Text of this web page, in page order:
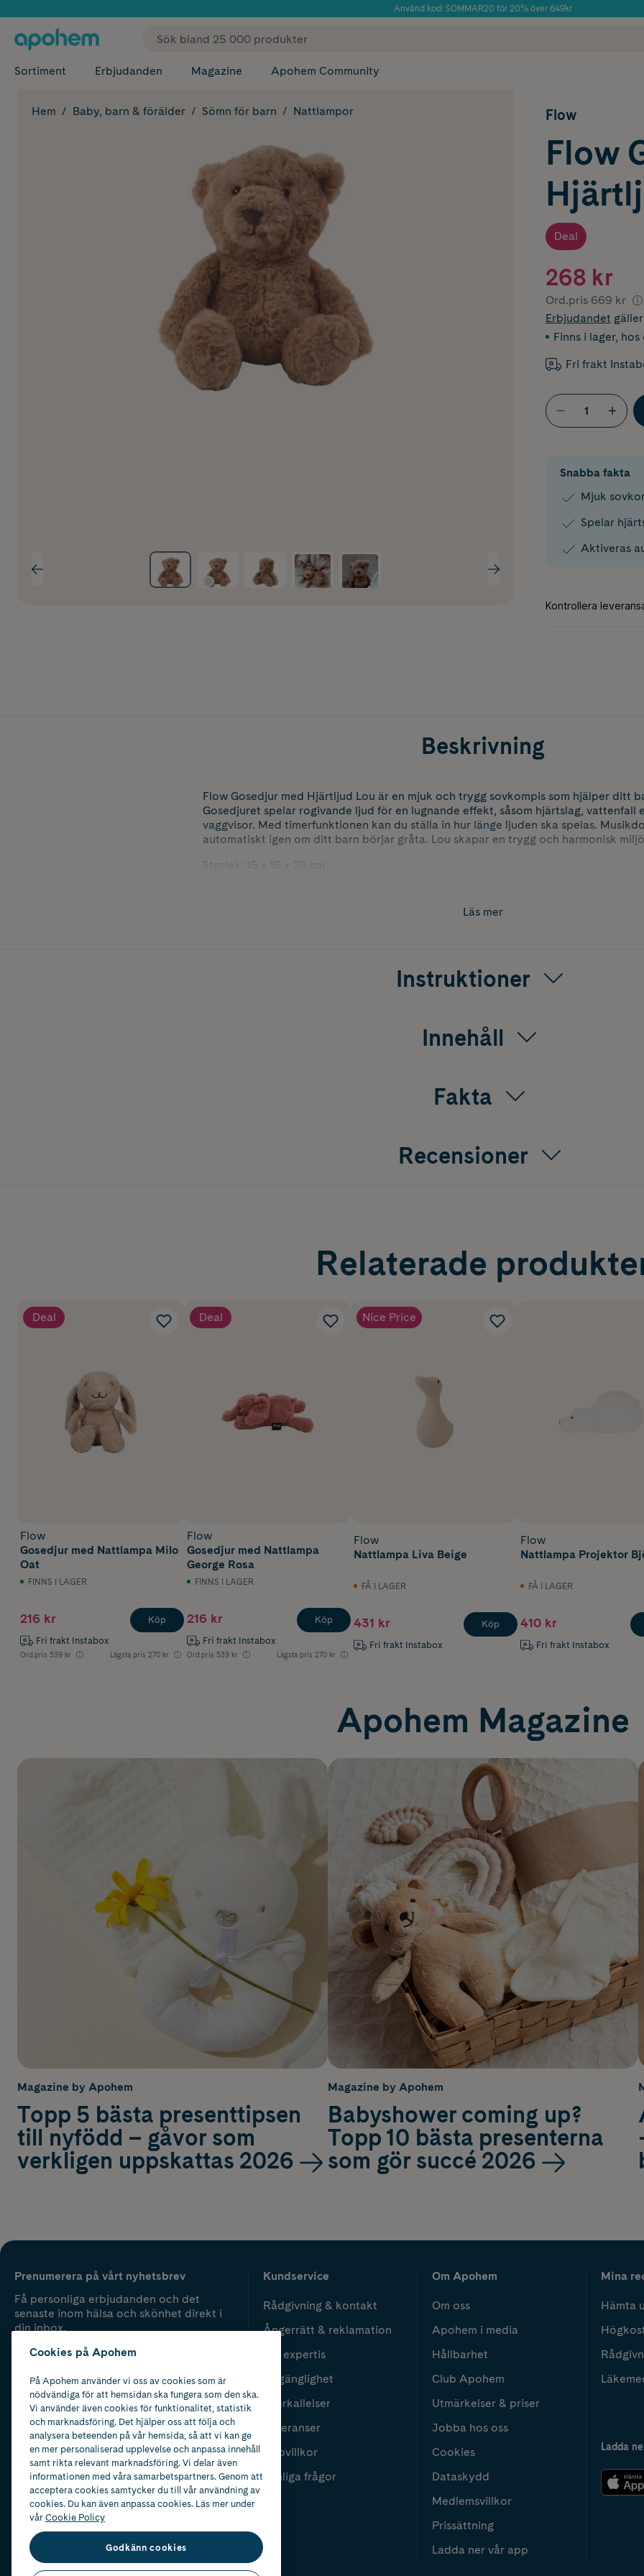
Använd kod: SOMMAR20 för 20% över 649kr
✓ Fri frakt
Sortiment Erbjudanden Magazine Apohem Community
Hem Baby, barn & förälder Sömn för barn Nattlampor Flow
Flow
Deal
268 kr
Ord.pris 669 kr
Erbjudandet
Finns i lager, hos
Fri frakt
Snabba fakta
Mjuk
Spelar
Aktiveras
Beskrivning
Flow Gosedjur med Hjärtljud Lou är en mjuk och trygg sovkompis som hjälper ditt
Gosedjuret spelar rogivande ljud för en lugnande effekt, såsom hjärtslag, vattenfall
vaggvisor. Med timerfunktionen kan du ställa in hur länge ljuden ska spelas.
automatiskt igen om ditt barn börjar gråta. Lou skapar en trygg och harmonisk
Storlek: 15 x 16 x 29 cm
Läs mer
Instruktioner
Innehåll
Fakta
Recensioner
Relaterade
Deal
Flow
Gosedjur med Nattlampa Milo
Oat
FINNS I LAGER
216 kr
Fri frakt Instabox
Ord.pris 539 kr Lägsta pris 270 kr
Köp
Deal
Flow
Gosedjur med Nattlampa
George Rosa
FINNS I LAGER
216 kr
Fri frakt Instabox
Ord.pris 539 kr Lägsta pris 270 kr
Köp
Nice Price
Flow
Nattlampa Liva Beige
FÅ I LAGER
431 kr
Fri frakt Instabox
Köp
Flow
Nattlampa Projektor
FÅ I LAGER
410 kr
Fri frakt Instabox
Apohem Magazine
Magazine by Apohem
Topp 5 bästa presenttipsen
till nyfödd – gåvor som
verkligen uppskattas 2026
Magazine by Apohem
Babyshower coming up?
Topp 10 bästa presenterna
som gör succé 2026
Prenumerera på vårt nyhetsbrev
Få personliga erbjudanden och det
senaste inom hälsa och skönhet direkt i
din inbox.
Kundservice
Rådgivning & kontakt
Ångerrätt & reklamation
Vår expertis
Tillgänglighet
Återkallelser
Leveranser
Köpvillkor
Vanliga frågor
Om Apohem
Om oss
Apohem i media
Hållbarhet
Club Apohem
Utmärkelser & priser
Jobba hos oss
Cookies
Dataskydd
Medlemsvillkor
Prissättning
Ladda ner vår app
Mina
Hämta
Ladda
Cookies på Apohem
På Apohem använder vi oss av cookies som är
nödvändiga för att hemsidan ska fungera som den ska.
Vi använder även cookies för funktionalitet, statistik
och marknadsföring. Det hjälper oss att följa och
analysera beteenden på vår hemsida, så att vi kan ge
en mer personaliserad upplevelse och anpassa innehåll
samt rikta relevant marknadsföring. Vi delar även
informationen med våra samarbetspartners. Genom att
acceptera cookies samtycker du till vår användning av
cookies. Du kan även anpassa cookies. Läs mer under
vårCookie Policy
Godkänn cookies